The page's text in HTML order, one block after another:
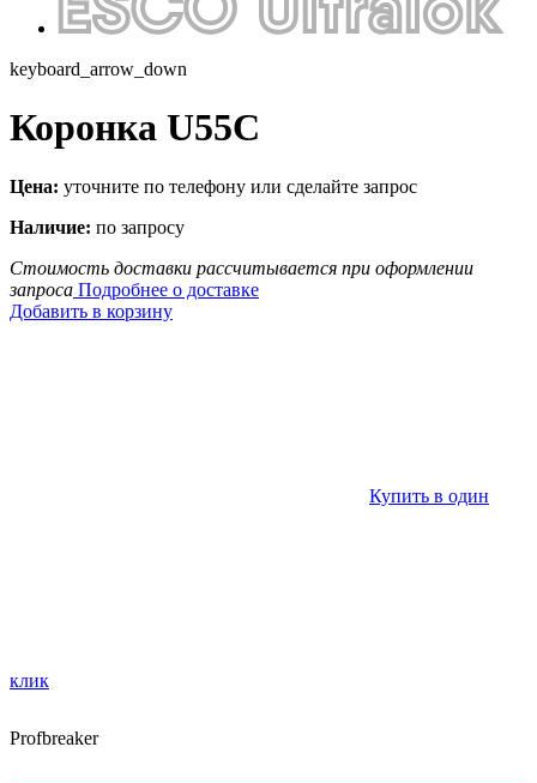
keyboard_arrow_down
Коронка U55C
Цена: уточните по телефону или сделайте запрос
Наличие: по запросу
Стоимость доставки рассчитывается при оформлении
запроса Подробнее о доставке
Добавить в корзину
Купить в один
клик
Profbreaker